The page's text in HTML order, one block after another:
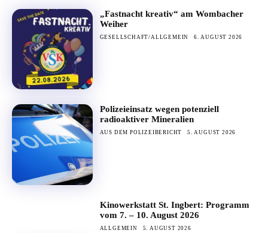
„Fastnacht kreativ“ am Wombacher
Weiher
GESELLSCHAFT/ALLGEMEIN 6. AUGUST 2026
Polizeieinsatz wegen potenziell
radioaktiver Mineralien
AUS DEM POLIZEIBERICHT 5. AUGUST 2026
Kinowerkstatt St. Ingbert: Programm
vom 7. – 10. August 2026
ALLGEMEIN 5. AUGUST 2026